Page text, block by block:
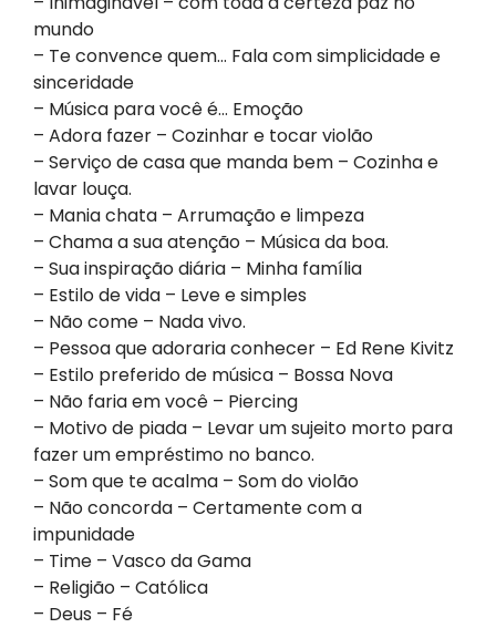
mundo
– Te convence quem… Fala com simplicidade e
sinceridade
– Música para você é… Emoção
– Adora fazer – Cozinhar e tocar violão
– Serviço de casa que manda bem – Cozinha e
lavar louça.
– Mania chata – Arrumação e limpeza
– Chama a sua atenção – Música da boa.
– Sua inspiração diária – Minha famíli​a
– Estilo de vida – Leve e simples
– Não come – Nada vivo.
– Pessoa que adoraria conhecer – Ed Rene Kivitz
– Estilo preferido de música – Bossa Nova
– Não faria em você – Piercing
– Motivo de piada – Levar um sujeito morto para
fazer um empréstimo no banco.
– Som que te acalma – Som do violão
– Não concorda – Certamente com a
impunidade
– Time – Vasco da Gama
– Religião – Católica
– Deus – Fé